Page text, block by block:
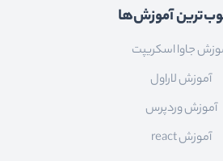
آموزش‌ها
جاوا اسکریپت
آموزش لاراول
آموزش وردپرس
آموزش react